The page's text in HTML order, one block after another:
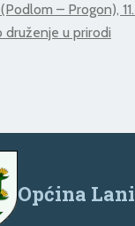
– Progon),
druženje u prirodi
Općina